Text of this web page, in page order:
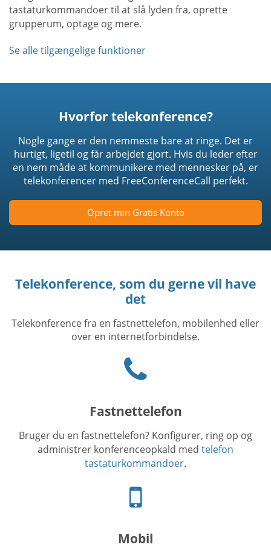
tastaturkommandoer til at slå lyden fra, oprette
grupperum, optage og mere.
Se alle tilgængelige funktioner
Hvorfor telekonference?
Nogle gange er den nemmeste bare at ringe. Det er
hurtigt, ligetil og får arbejdet gjort. Hvis du leder efter
en nem måde at kommunikere med mennesker på, er
telekonferencer med FreeConferenceCall perfekt.
Opret min Gratis Konto
Telekonference, som du gerne vil have
det
Telekonference fra en fastnettelefon, mobilenhed eller
over en internetforbindelse.
icon
Fastnettelefon
Bruger du en fastnettelefon? Konfigurer, ring op og
administrer konferenceopkald med telefon
tastaturkommandoer.
Mobiltelefon
ikon
Mobil